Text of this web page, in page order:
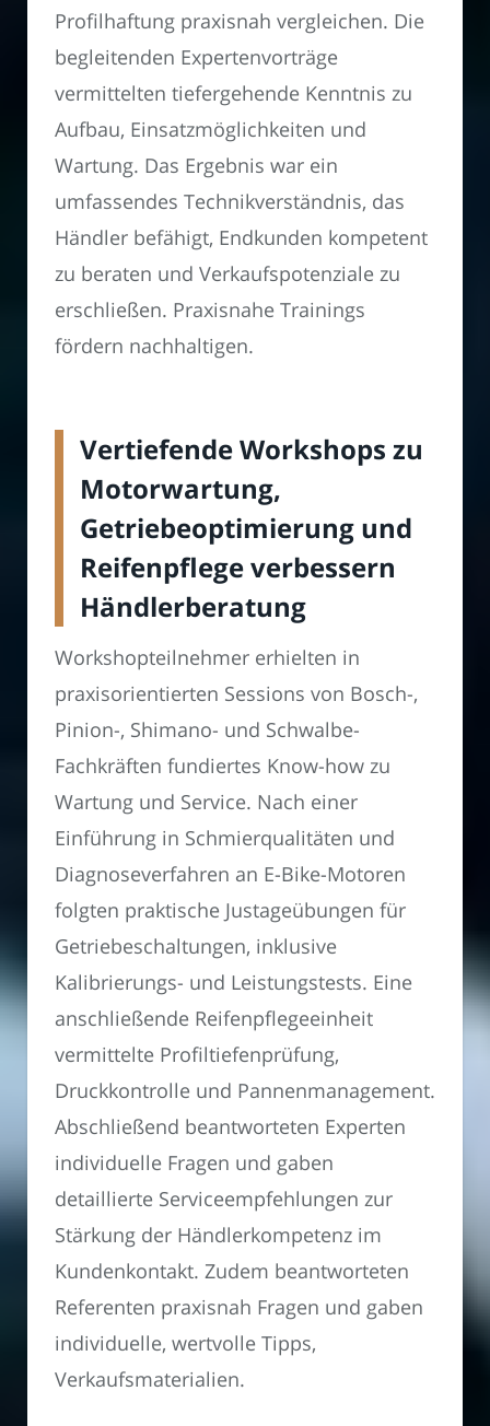
Profilhaftung praxisnah vergleichen. Die
begleitenden Expertenvorträge
vermittelten tiefergehende Kenntnis zu
Aufbau, Einsatzmöglichkeiten und
Wartung. Das Ergebnis war ein
umfassendes Technikverständnis, das
Händler befähigt, Endkunden kompetent
zu beraten und Verkaufspotenziale zu
erschließen. Praxisnahe Trainings
fördern nachhaltigen.
Vertiefende Workshops zu
Motorwartung,
Getriebeoptimierung und
Reifenpflege verbessern
Händlerberatung
Workshopteilnehmer erhielten in
praxisorientierten Sessions von Bosch-,
Pinion-, Shimano- und Schwalbe-
Fachkräften fundiertes Know-how zu
Wartung und Service. Nach einer
Einführung in Schmierqualitäten und
Diagnoseverfahren an E-Bike-Motoren
folgten praktische Justageübungen für
Getriebeschaltungen, inklusive
Kalibrierungs- und Leistungstests. Eine
anschließende Reifenpflegeeinheit
vermittelte Profiltiefenprüfung,
Druckkontrolle und Pannenmanagement.
Abschließend beantworteten Experten
individuelle Fragen und gaben
detaillierte Serviceempfehlungen zur
Stärkung der Händlerkompetenz im
Kundenkontakt. Zudem beantworteten
Referenten praxisnah Fragen und gaben
individuelle, wertvolle Tipps,
Verkaufsmaterialien.